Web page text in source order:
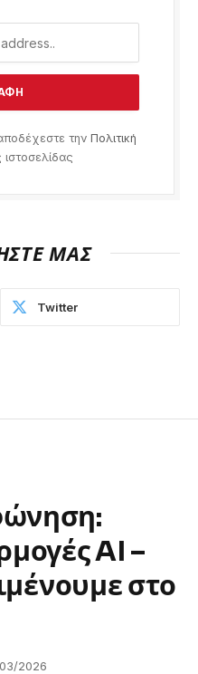
την Πολιτική
ιστοσελίδας
ΜΑΣ
Twitter
AI –
στο
2026